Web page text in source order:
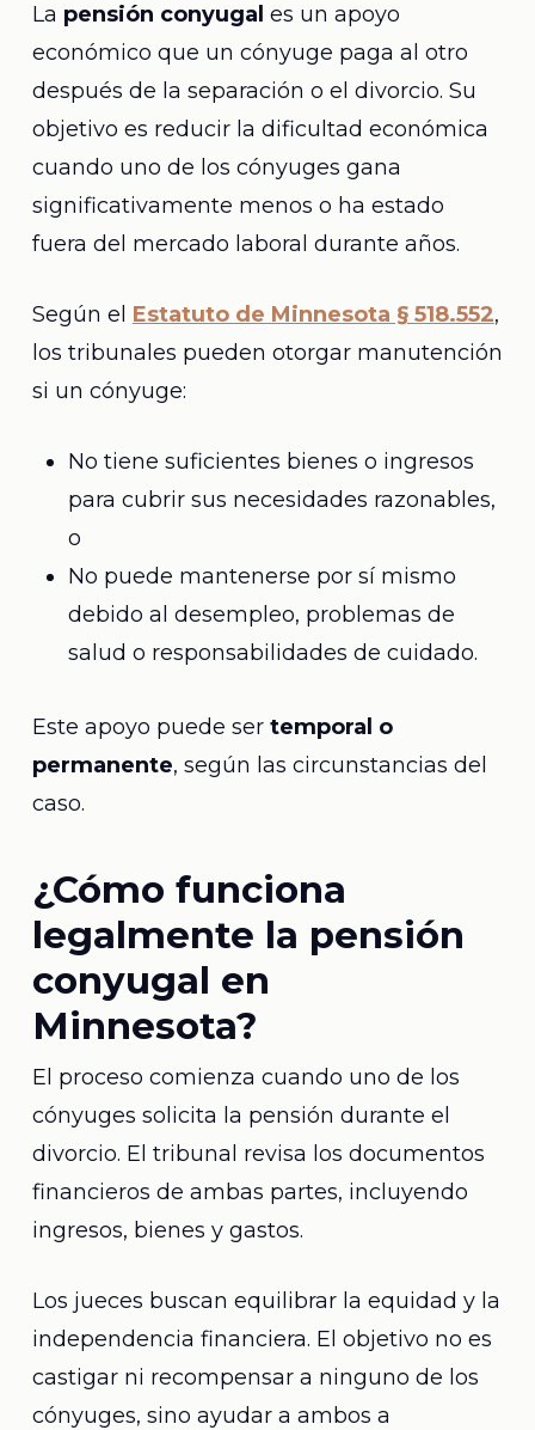
La pensión conyugal es un apoyo
económico que un cónyuge paga al otro
después de la separación o el divorcio. Su
objetivo es reducir la dificultad económica
cuando uno de los cónyuges gana
significativamente menos o ha estado
fuera del mercado laboral durante años.
Según el Estatuto de Minnesota § 518.552,
los tribunales pueden otorgar manutención
si un cónyuge:
No tiene suficientes bienes o ingresos
para cubrir sus necesidades razonables,
o
No puede mantenerse por sí mismo
debido al desempleo, problemas de
salud o responsabilidades de cuidado.
Este apoyo puede ser temporal o
permanente, según las circunstancias del
caso.
¿Cómo funciona
legalmente la pensión
conyugal en
Minnesota?
El proceso comienza cuando uno de los
cónyuges solicita la pensión durante el
divorcio. El tribunal revisa los documentos
financieros de ambas partes, incluyendo
ingresos, bienes y gastos.
Los jueces buscan equilibrar la equidad y la
independencia financiera. El objetivo no es
castigar ni recompensar a ninguno de los
cónyuges, sino ayudar a ambos a